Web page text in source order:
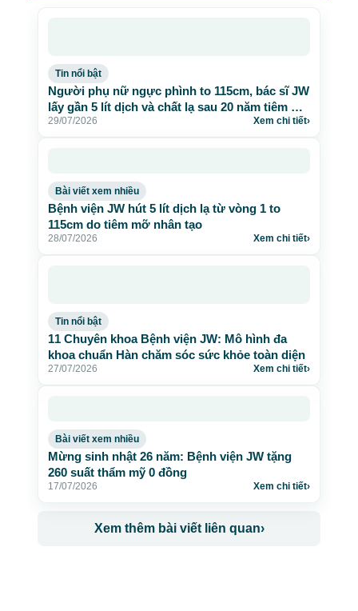
Tin nổi bật
Người phụ nữ ngực phình to 115cm, bác sĩ JW
lấy gần 5 lít dịch và chất lạ sau 20 năm tiêm mỡ
nhân tạo
29/07/2026 Xem chi tiết›
Bài viết xem nhiều
Bệnh viện JW hút 5 lít dịch lạ từ vòng 1 to
115cm do tiêm mỡ nhân tạo
28/07/2026 Xem chi tiết›
Tin nổi bật
11 Chuyên khoa Bệnh viện JW: Mô hình đa
khoa chuẩn Hàn chăm sóc sức khỏe toàn diện
27/07/2026 Xem chi tiết›
Bài viết xem nhiều
Mừng sinh nhật 26 năm: Bệnh viện JW tặng
260 suất thẩm mỹ 0 đồng
17/07/2026 Xem chi tiết›
Xem thêm bài viết liên quan›